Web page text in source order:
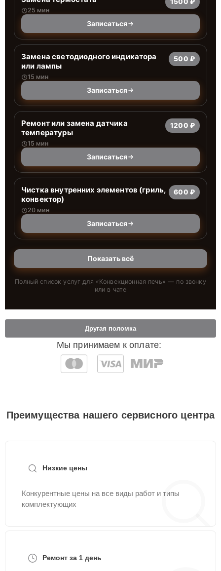
25 мин
Записаться
Заменa светодиодного индикатора
или лампы
15 мин
500 ₽
Записаться
Ремонт или замена датчика
температуры
15 мин
1200 ₽
Записаться
Чистка внутренних элементов (гриль,
конвектор)
20 мин
600 ₽
Записаться
Показать всё
Полный список услуг для «Конвекционная печь» — по звонку
или в чате
Мы принимаем к оплате:
Другая поломка
Преимущества нашего сервисного центра
Низкие цены
Конкурентные цены на все виды работ и типы
комплектующих
Ремонт за 1 день